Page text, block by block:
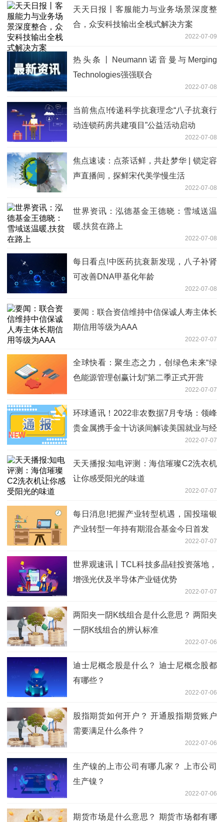
天天日报丨客服能力与业务场景深度整
合，众安科技输出全栈式解决方案
2022-07-09
热头条丨Neumann诺音曼与Merging
Technologies强强联合
2022-07-08
当前焦点!传递科学抗衰理念“八子抗衰行
动连锁药房共建项目”公益活动启动
2022-07-08
焦点速读：点茶话鲜，共赴梦华 | 锁定容
声直播间，探鲜宋代美学慢生活
2022-07-08
世界资讯：泓德基金王德晓：雪域送温
暖,扶贫在路上
2022-07-08
每日看点!中医药抗衰新发现，八子补肾
可改善DNA甲基化年龄
2022-07-08
要闻：联合资信维持中信保诚人寿主体长
期信用等级为AAA
2022-07-07
全球快看：聚生态之力，创绿色未来“绿
色能源管理创赢计划”第二季正式开营
2022-07-07
环球通讯！2022非农数据7月专场：领峰
贵金属携手金十访谈间解读美国就业与经
2022-07-07
天天播报:知电评测：海信璀璨C2洗衣机
让你感受阳光的味道
2022-07-07
每日消息!把握产业转型机遇，国投瑞银
产业转型一年持有期混合基金今日首发
2022-07-07
世界观速讯丨TCL科技多晶硅投资落地，
增强光伏及半导体产业链优势
2022-07-07
两阳夹一阴K线组合是什么意思？ 两阳夹
一阴K线组合的辨认标准
2022-07-06
迪士尼概念股是什么？ 迪士尼概念股都
有哪些？
2022-07-06
股指期货如何开户？ 开通股指期货账户
需要满足什么条件？
2022-07-06
生产镍的上市公司有哪几家？ 上市公司
生产镍？
2022-07-06
期货市场是什么意思？ 期货市场都有哪